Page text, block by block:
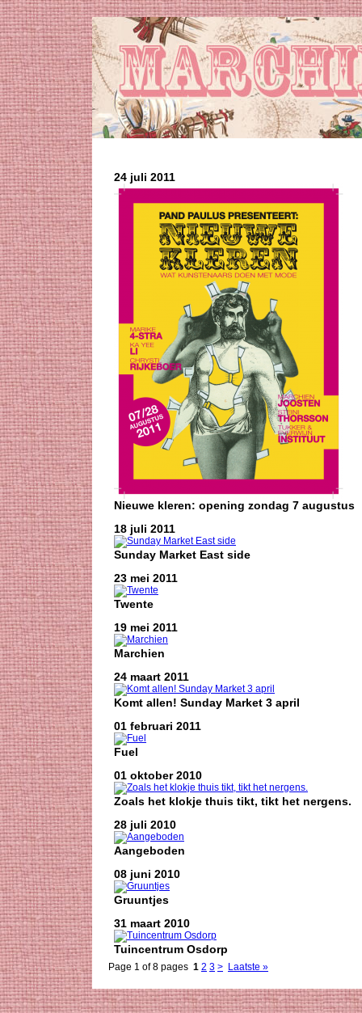
24 juli 2011
Nieuwe kleren: opening zondag 7 augustus
18 juli 2011
Sunday Market East side
23 mei 2011
Twente
19 mei 2011
Marchien
24 maart 2011
Komt allen! Sunday Market 3 april
01 februari 2011
Fuel
01 oktober 2010
Zoals het klokje thuis tikt, tikt het nergens.
28 juli 2010
Aangeboden
08 juni 2010
Gruuntjes
31 maart 2010
Tuincentrum Osdorp
Page 1 of 8 pages 1 2 3 > Laatste »